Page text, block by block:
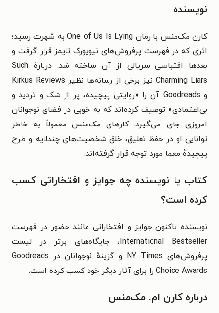
نویسنده
کارن مک‌منس با رمان One of Us Is Lying به شهرت رسید؛
اثری که در فهرست پرفروش‌های نیویورک تایمز قرار گرفت و
بعدها اقتباسی سریالی از آن ساخته شد. دربارهٔ Such
Charming Liars نیز برخی از رسانه‌ها نظیر Kirkus Reviews
و Goodreads آن را «روایتی پیچیده، پر از شک و تردید و
بی‌اعتمادی» توصیف کرده‌اند که به خوبی در فضای نوجوانان
امروزی جای می‌گیرد.کارهای مک‌منس معمولاً به خاطر
توانایی او در حفظ تعلیق، خلق شخصیت‌های چندلایه و طرح
پیچیدهٔ معما مورد توجه قرار گرفته‌اند.
کتاب یا نویسنده چه جوایز و افتخاراتی کسب
کرده است؟
نویسنده تاکنون جوایز و افتخاراتی مانند حضور در فهرست
International Bestseller، جایگاه‌های برتر در لیست
پرفروش‌های NY Times و گزینهٔ نوجوانان در Goodreads
Choice Awards را برای آثار دیگر خود کسب کرده است.
درباره کارن ام. مک‌منس